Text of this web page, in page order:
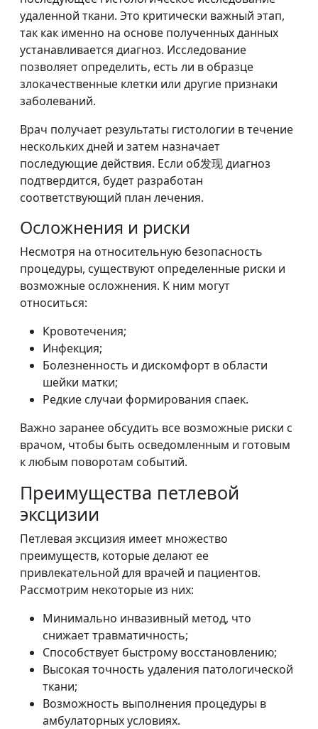
удаленной ткани. Это критически важный этап,
так как именно на основе полученных данных
устанавливается диагноз. Исследование
позволяет определить, есть ли в образце
злокачественные клетки или другие признаки
заболеваний.
Врач получает результаты гистологии в течение
нескольких дней и затем назначает
последующие действия. Если об发现 диагноз
подтвердится, будет разработан
соответствующий план лечения.
Осложнения и риски
Несмотря на относительную безопасность
процедуры, существуют определенные риски и
возможные осложнения. К ним могут
относиться:
Кровотечения;
Инфекция;
Болезненность и дискомфорт в области
шейки матки;
Редкие случаи формирования спаек.
Важно заранее обсудить все возможные риски с
врачом, чтобы быть осведомленным и готовым
к любым поворотам событий.
Преимущества петлевой
эксцизии
Петлевая эксцизия имеет множество
преимуществ, которые делают ее
привлекательной для врачей и пациентов.
Рассмотрим некоторые из них:
Минимально инвазивный метод, что
снижает травматичность;
Способствует быстрому восстановлению;
Высокая точность удаления патологической
ткани;
Возможность выполнения процедуры в
амбулаторных условиях.